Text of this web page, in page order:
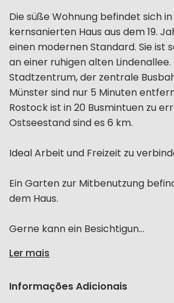
Die süße Wohnung befindet sich
kernsanierten Haus aus dem 19.
einen modernen Standard. Sie ist
an einer ruhigen alten
Stadtzentrum, der zentrale
Münster sind nur 5 Minuten
Rostock ist in 20 Busmintuen zu
Ostseestand sind es 6 km.
Ideal Arbeit und Freizeit zu
Ein Garten zur Mitbenutzung
dem Haus.
Gerne kann ein Besichtigun...
Ler mais
Informações Adicionais